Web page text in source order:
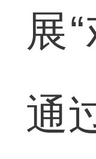
展
通